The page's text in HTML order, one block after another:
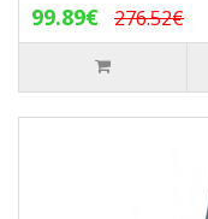
99.89€ 276.52€